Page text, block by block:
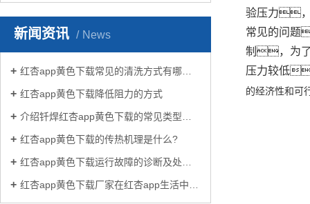
新闻资讯 News
红杏app黄色下载常见的清洗方式有哪些？
红杏app黄色下载降低阻力的方式
介绍钎焊红杏app黄色下载的常见类型有哪些
红杏app黄色下载的传热机理是什么?
红杏app黄色下载运行故障的诊断及处理方法
红杏app黄色下载厂家在红杏app生活中有哪些作用？
验压力
常见的问
制，为了
压力较低
的经济性和